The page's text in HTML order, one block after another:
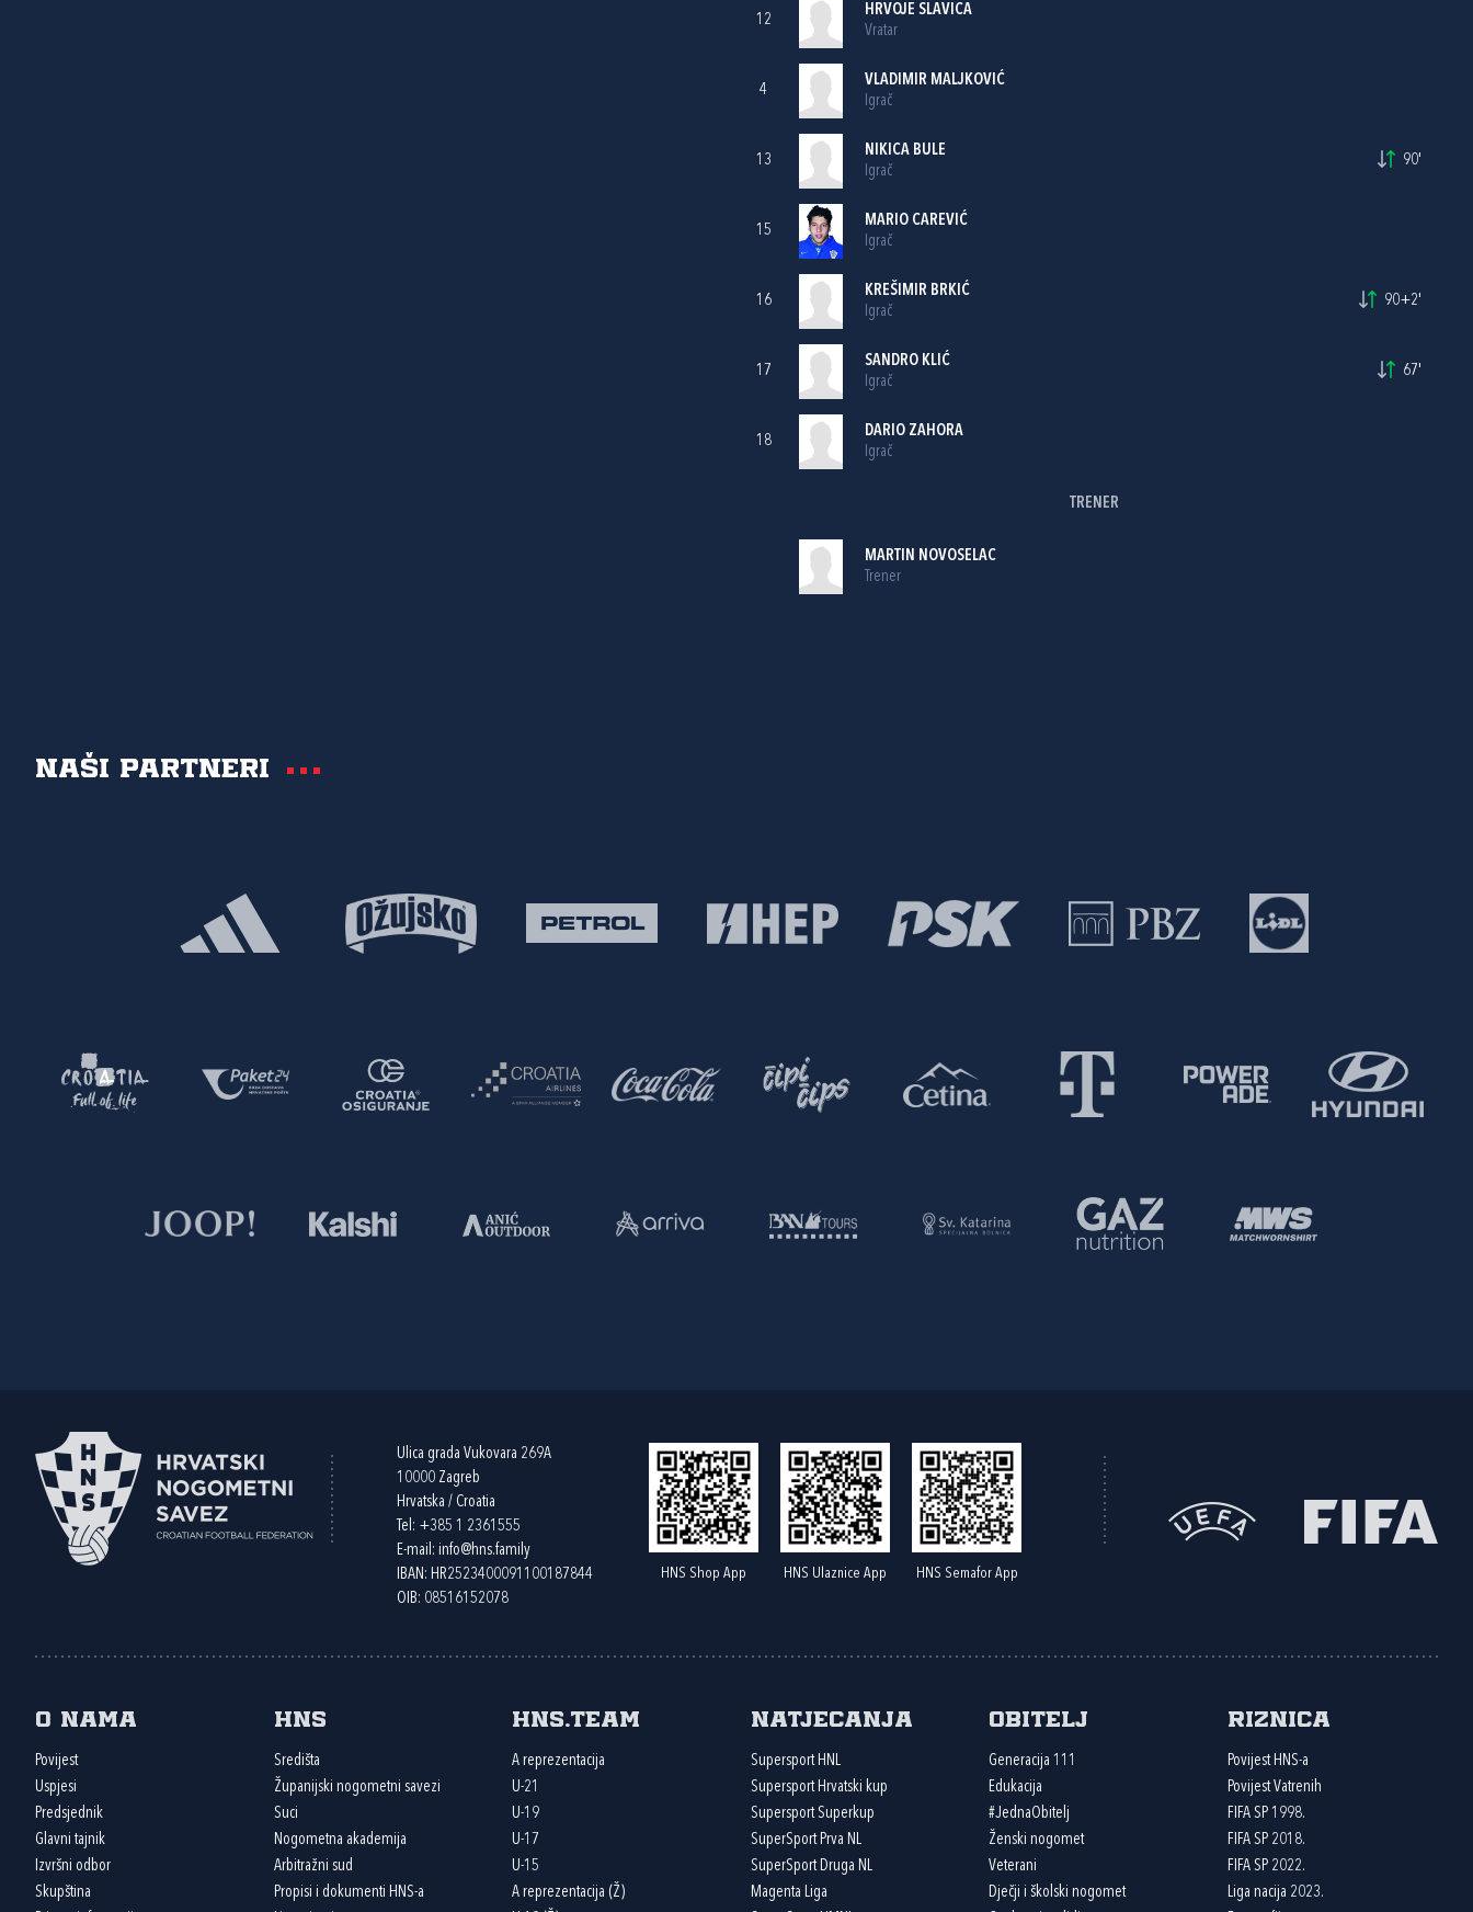
12
HRVOJE SLAVICA
Vratar
4
VLADIMIR MALJKOVIĆ
Igrač
13
NIKICA BULE
Igrač
90'
15
MARIO CAREVIĆ
Igrač
16
KREŠIMIR BRKIĆ
Igrač
90+2'
17
SANDRO KLIĆ
Igrač
67'
18
DARIO ZAHORA
Igrač
TRENER
MARTIN NOVOSELAC
Trener
Naši partneri
Ulica grada Vukovara 269A
10000 Zagreb
Hrvatska / Croatia
Tel: +385 1 2361555
E-mail: info@hns.family
IBAN: HR2523400091100187844
OIB: 08516152078
HNS Shop App HNS Ulaznice App HNS Semafor App
O nama
Povijest
Uspjesi
Predsjednik
Glavni tajnik
Izvršni odbor
Skupština
HNS
Središta
Županijski nogometni savezi
Suci
Nogometna akademija
Arbitražni sud
Propisi i dokumenti HNS-a
HNS.team
A reprezentacija
U-21
U-19
U-17
U-15
A reprezentacija (Ž)
Natjecanja
Supersport HNL
Supersport Hrvatski kup
Supersport Superkup
SuperSport Prva NL
SuperSport Druga NL
Magenta Liga
Obitelj
Generacija 111
Edukacija
#JednaObitelj
Ženski nogomet
Veterani
Dječji i školski nogomet
Riznica
Povijest HNS-a
Povijest Vatrenih
FIFA SP 1998.
FIFA SP 2018.
FIFA SP 2022.
Liga nacija 2023.